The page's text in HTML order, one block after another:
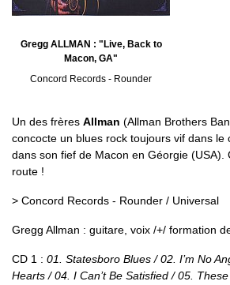
Gregg ALLMAN : "Live, Back to
Macon, GA"
Concord Records - Rounder
Un des frères Allman (Allman Brothers
concocte un blues rock toujours vif dans le
dans son fief de Macon en Géorgie (USA).
route !
> Concord Records - Rounder / Universal
Gregg Allman : guitare, voix /+/ formation
CD 1 : 01. Statesboro Blues / 02. I’m No
Hearts / 04. I Can’t Be Satisfied / 05. These